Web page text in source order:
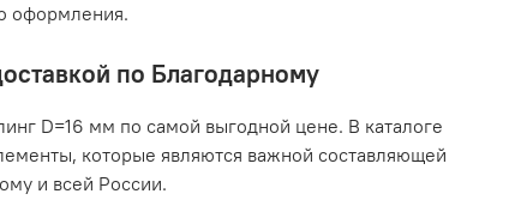
оформления.
по Благодарному
D=16 мм по самой выгодной цене. В каталоге
которые являются важной составляющей
и всей России.